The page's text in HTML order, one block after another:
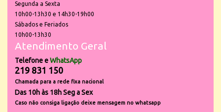
Segunda a Sexta
10h00-13h30 e 14h30-19h00
Sábados e Feriados
10h00-13h30
Atendimento Geral
Telefone eWhatsApp
219 831 150
Chamada para a rede fixa nacional
Das 10h às 18h Seg a Sex
Caso não consiga ligação deixe mensagem no whatsapp